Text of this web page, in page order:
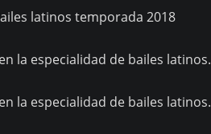
latinos temporada 2018
la especialidad de bailes latinos.
la especialidad de bailes latinos.